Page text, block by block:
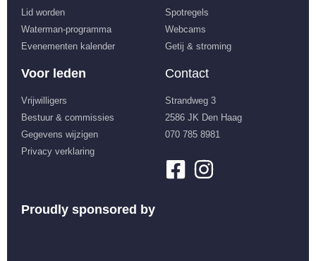
Lid worden
Waterman-programma
Evenementen kalender
Spotregels
Webcams
Getij & stroming
Voor leden
Vrijwilligers
Bestuur & commissies
Gegevens wijzigen
Privacy verklaring
Contact
Strandweg 3
2586 JK Den Haag
070 785 8981
Proudly sponsored by